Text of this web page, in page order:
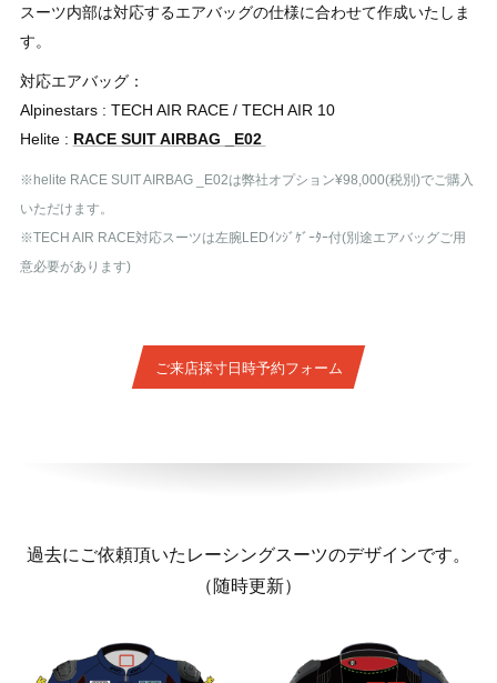
スーツ内部は対応するエアバッグの仕様に合わせて作成いたしま
す。
対応エアバッグ：
Alpinestars : TECH AIR RACE / TECH AIR 10
Helite : RACE SUIT AIRBAG _E02
※helite RACE SUIT AIRBAG _E02は弊社オプション¥98,000(税別)でご購入
いただけます。
※TECH AIR RACE対応スーツは左腕LEDｲﾝｼﾞｹﾞｰﾀｰ付(別途エアバッグご用
意必要があります)
ご来店採寸日時予約フォーム
過去にご依頼頂いたレーシングスーツのデザインです。
（随時更新）